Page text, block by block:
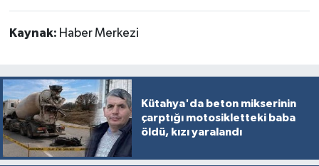
Kaynak: Haber Merkezi
Kütahya'da beton mikserinin
çarptığı motosikletteki baba
öldü, kızı yaralandı